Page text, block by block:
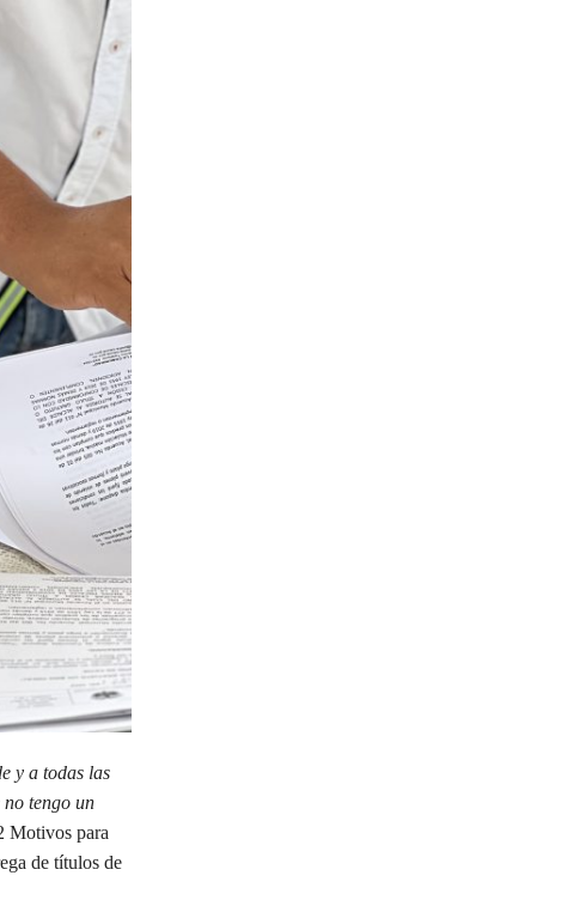
y a todas las
tengo un
Motivos para
de títulos de